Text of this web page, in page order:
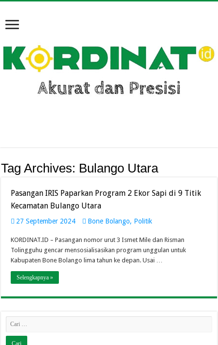
Tag Archives: Bulango Utara
Pasangan IRIS Paparkan Program 2 Ekor Sapi di 9 Titik
Kecamatan Bulango Utara
27 September 2024 Bone Bolango, Politik
KORDINAT.ID – Pasangan nomor urut 3 Ismet Mile dan Risman
Tolingguhu gencar mensosialisasikan program unggulan untuk
Kabupaten Bone Bolango lima tahun ke depan. Usai …
Selengkapnya »